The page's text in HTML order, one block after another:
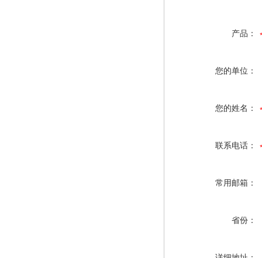
产品：
您的单位：
您的姓名：
联系电话：
常用邮箱：
省份：